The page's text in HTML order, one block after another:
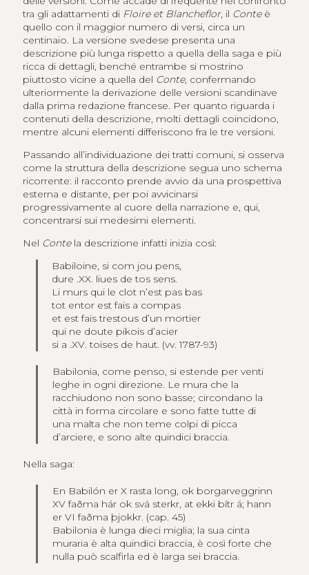
tra gli adattamenti di Floire et Blancheflor, il Conteè
quello con il maggior numero di versi, circa un
centinaio. La versione svedese presenta una
descrizione più lunga rispetto a quella della saga e più
ricca di dettagli, benché entrambe si mostrino
piuttosto vicine a quella del Conte, confermando
ulteriormente la derivazione delle versioni scandinave
dalla prima redazione francese. Per quanto riguarda i
contenuti della descrizione, molti dettagli coincidono,
mentre alcuni elementi differiscono fra le tre versioni.
Passando all’individuazione dei tratti comuni, si osserva
come la struttura della descrizione segua uno schema
ricorrente: il racconto prende avvio da una prospettiva
esterna e distante, per poi avvicinarsi
progressivamente al cuore della narrazione e, qui,
concentrarsi sui medesimi elementi.
Nel Contela descrizione infatti inizia così:
Babiloine, si com jou pens,
dure .XX. liues de tos sens.
Li murs qui le clot n’est pas bas
tot entor est fais a compas
et est fais trestous d’un mortier
qui ne doute pikois d’acier
si a .XV. toises de haut. (vv. 1787-93)
Babilonia, come penso, si estende per venti
leghe in ogni direzione. Le mura che la
racchiudono non sono basse; circondano la
città in forma circolare e sono fatte tutte di
una malta che non teme colpi di picca
d’arciere, e sono alte quindici braccia.
Nella saga:
En Babilón er X rasta long, ok borgarveggrinn
XV faðma hár ok svá sterkr, at ekki bítr á; hann
er VI faðma þjokkr. (cap. 45)
Babilonia è lunga dieci miglia; la sua cinta
muraria è alta quindici braccia, è così forte che
nulla può scalfirla ed è larga sei braccia.